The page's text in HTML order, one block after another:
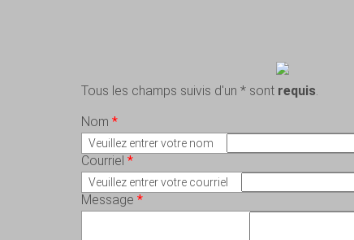
Tous les champs suivis d'un * sont requis.
Nom *
Veuillez entrer votre nom
Courriel *
Veuillez entrer votre courriel
Message *